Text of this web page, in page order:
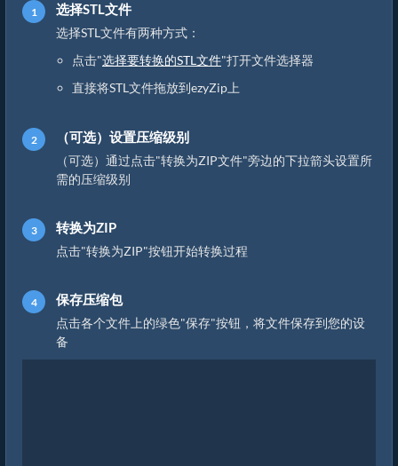
选择STL文件
选择STL文件有两种方式：
点击"选择要转换的STL文件"打开文件选择器
直接将STL文件拖放到ezyZip上
（可选）设置压缩级别
（可选）通过点击"转换为ZIP文件"旁边的下拉箭头设置所
需的压缩级别
转换为ZIP
点击"转换为ZIP"按钮开始转换过程
保存压缩包
点击各个文件上的绿色"保存"按钮，将文件保存到您的设
备